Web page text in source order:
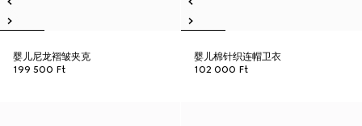
婴儿尼龙褶皱夹克
199 500 Ft
婴儿棉针织连帽卫衣
102 000 Ft